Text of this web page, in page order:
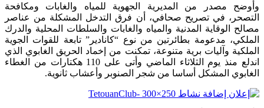
وأوضح مصدر من المديرية الجهوية للمياه والغابات ومكافحة
التصحر، في تصريح صحافي، أن فرق التدخل المشكلة من عناصر
مصالح الوقاية المدنية والمياه والغابات والسلطات المحلية والدرك
الملكي، مدعومة بطائرتين من نوع “كانادير” تابعة للقوات الجوية
الملكية وآليات برية متنوعة، تمكنت من إخماد الحريق الغابوي الذي
اندلع منذ يوم الثلاثاء الماضي وأتى على 110 هكتارات من الغطاء
الغابوي المشكل أساسا من شجر الصنوبر وأعشاب ثانوية.